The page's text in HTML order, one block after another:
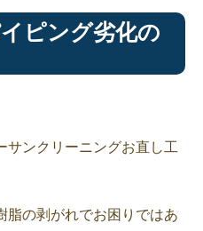
ピング劣化の
サンクリーニングお直し工
脂の剥がれでお困りではあ